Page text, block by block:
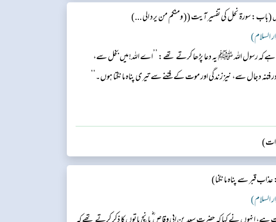
(باب: سورۃ نحل کی تفسیر آیت (( ومنکم من یرد الی ...)
کہ رسول اللہ ﷺ یہ دعا پڑھا کرتے تھے: ’’اے اللہ! میں بخل سے،
دجال سے، نیز زندگی اور موت کے فتنے سے تیری پناہ مانگتا ہوں۔‘‘
قبر سے پناہ مانگنا)